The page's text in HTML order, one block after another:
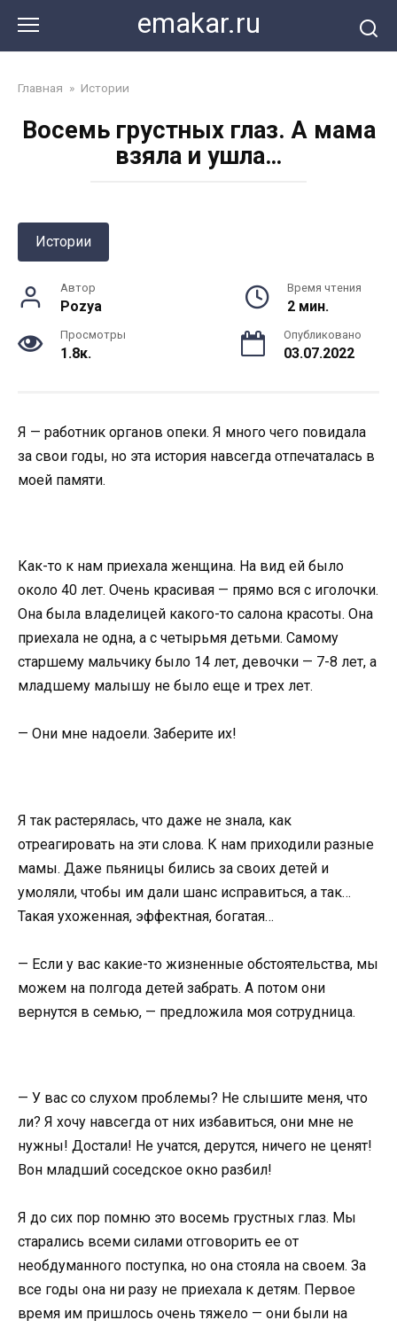
контенту
emakar.ru
Главная » Истории
Восемь грустных глаз. А мама
взяла и ушла…
Истории
Автор
Pozya
Время чтения
2 мин.
Просмотры
1.8к.
Опубликовано
03.07.2022
Я — работник органов опеки. Я много чего повидала
за свои годы, но эта история навсегда отпечаталась в
моей памяти.
Как-то к нам приехала женщина. На вид ей было
около 40 лет. Очень красивая — прямо вся с иголочки.
Она была владелицей какого-то салона красоты. Она
приехала не одна, а с четырьмя детьми. Самому
старшему мальчику было 14 лет, девочки — 7-8 лет, а
младшему малышу не было еще и трех лет.
— Они мне надоели. Заберите их!
Я так растерялась, что даже не знала, как
отреагировать на эти слова. К нам приходили разные
мамы. Даже пьяницы бились за своих детей и
умоляли, чтобы им дали шанс исправиться, а так…
Такая ухоженная, эффектная, богатая…
— Если у вас какие-то жизненные обстоятельства, мы
можем на полгода детей забрать. А потом они
вернутся в семью, — предложила моя сотрудница.
— У вас со слухом проблемы? Не слышите меня, что
ли? Я хочу навсегда от них избавиться, они мне не
нужны! Достали! Не учатся, дерутся, ничего не ценят!
Вон младший соседское окно разбил!
Я до сих пор помню это восемь грустных глаз. Мы
старались всеми силами отговорить ее от
необдуманного поступка, но она стояла на своем. За
все годы она ни разу не приехала к детям. Первое
время им пришлось очень тяжело — они были на